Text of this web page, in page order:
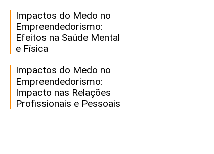
Impactos do Medo no
Empreendedorismo:
Efeitos na Saúde Mental
e Física
Impactos do Medo no
Empreendedorismo:
Impacto nas Relações
Profissionais e Pessoais